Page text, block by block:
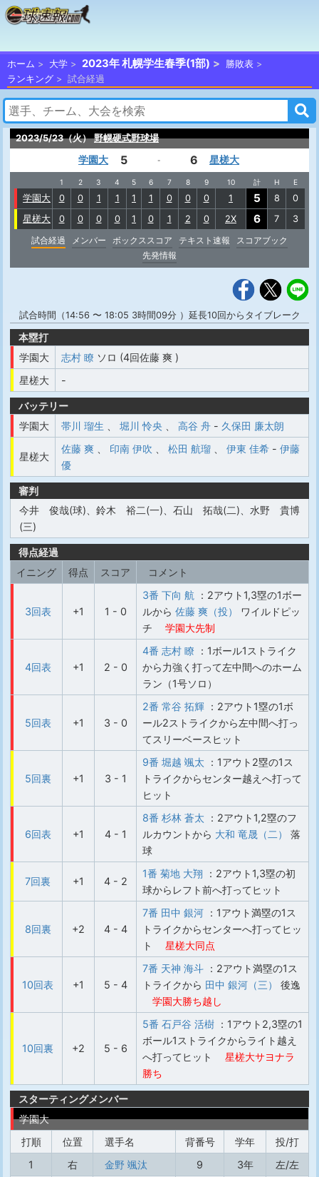
ホーム 大学 2023年 札幌学生春季(1部)
勝敗表
ランキング
試合経過
2023/5/23（火） 野幌硬式野球場
学園大 5 - 6 星槎大
1 2 3 4 5 6 7 8 9 10 計 H E
学園大 0 0 1 1 1 1 0 0 0 1 5 8
0
星槎大
0 0 0 0 1 0 1 2 0 2X 6 7
3
試合経過
メンバー ボックススコア テキスト速報
スコアブック
先発情報
試合時間（14:56 〜 18:05 3時間09分 ）延長10回からタイブレーク
本塁打
学園大
志村 瞭 ソロ (4回佐藤 爽 )
星槎大
-
バッテリー
学園大
帯川 瑠生 堀川 怜央 高谷 舟 - 久保田 廉太朗
星槎大
佐藤 爽 印南 伊吹 松田 航瑠 伊東 佳希 - 伊藤
優
審判
今井 俊哉(球)、鈴木 裕二(一)、石山 拓哉(二)、水野 貴博
(三)
得点経過
イニング
得点 スコア コメント
3回表 +1 1 - 0
3番 下向 航 ：2アウト1,3塁の1ボー
ルから 佐藤 爽（投）
ワイルドピッ
チ
学園大先制
4回表 +1 2 - 0
4番 志村 瞭 ：1ボール1ストライク
から力強く打って左中間へのホーム
ラン（1号ソロ）
5回表 +1 3 - 0
2番 常谷 拓輝 ：2アウト1塁の1ボ
ール2ストライクから左中間へ打っ
てスリーベースヒット
5回裏 +1 3 - 1
9番 堀越 颯太 ：1アウト2塁の1ス
トライクからセンター越えへ打って
ヒット
6回表 +1 4 - 1
8番 杉林 蒼太 ：2アウト1,2塁のフ
ルカウントから 大和 竜晟（二）
落
球
7回裏 +1 4 - 2
1番 菊地 大翔 ：2アウト1,3塁の初
球からレフト前へ打ってヒット
8回裏 +2 4 - 4
7番 田中 銀河 ：1アウト満塁の1ス
トライクからセンターへ打ってヒッ
ト
星槎大同点
10回表 +1 5 - 4
7番 天神 海斗 ：2アウト満塁の1ス
トライクから 田中 銀河（三）
後逸
学園大勝ち越し
10回裏 +2 5 - 6
5番 石戸谷 活樹 ：1アウト2,3塁の1
ボール1ストライクからライト越え
へ打ってヒット
星槎大サヨナラ
勝ち
スターティングメンバー
学園大
打順
位置 選手名 背番号 学年
投/打
1
右 金野 颯汰 9 3年
左/左